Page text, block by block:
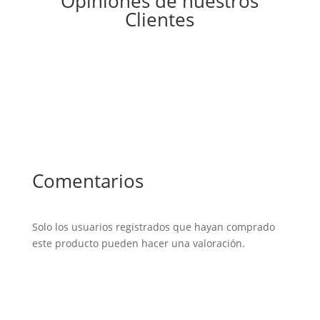
Clientes
Comentarios
Solo los usuarios registrados que hayan comprado
este producto pueden hacer una valoración.